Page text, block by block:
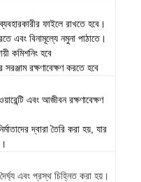
ফাইলে রাখতে হবে।
এবং বিনামূল্যে নমুনা পাঠাতে।
কমিশনিং হবে
রক্ষণাবেক্ষণ করতে হবে
এবং আজীবন রক্ষণাবেক্ষণ
দ্বারা তৈরি করা হয়, যার
এবং প্রস্থ চিহ্নিত করা হয়।